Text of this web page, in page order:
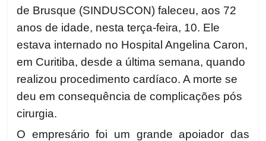
de Brusque (SINDUSCON) faleceu, aos 72
anos de idade, nesta terça-feira, 10. Ele
estava internado no Hospital Angelina Caron,
em Curitiba, desde a última semana, quando
realizou procedimento cardíaco. A morte se
deu em consequência de complicações pós
cirurgia.
O empresário foi um grande apoiador das